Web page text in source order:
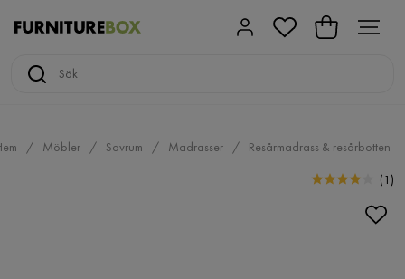
Möbler Sovrum Madrasser
Resårmadrass & resårbotten
(1 )